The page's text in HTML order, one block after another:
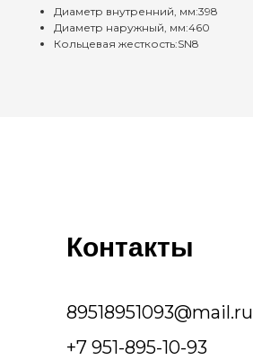
Диаметр внутренний, мм:398
Диаметр наружный, мм:460
Кольцевая жесткость:SN8
Контакты
+7 951-895-10-93
89518951093@mail.ru